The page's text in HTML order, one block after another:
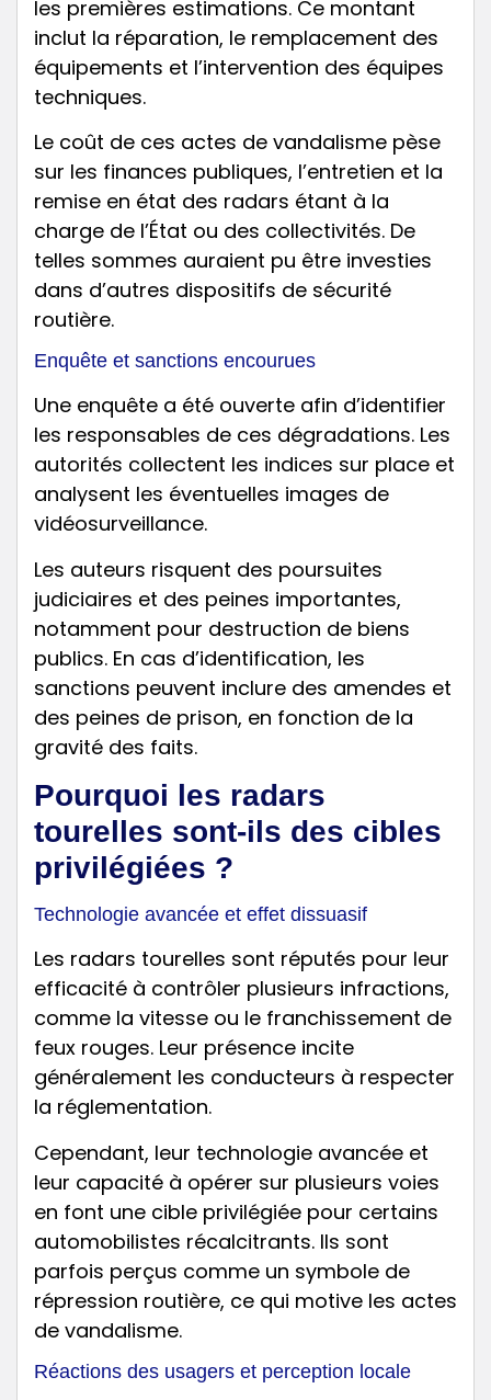
les premières estimations. Ce montant
inclut la réparation, le remplacement des
équipements et l’intervention des équipes
techniques.
Le coût de ces actes de vandalisme pèse
sur les finances publiques, l’entretien et la
remise en état des radars étant à la
charge de l’État ou des collectivités. De
telles sommes auraient pu être investies
dans d’autres dispositifs de sécurité
routière.
Enquête et sanctions encourues
Une enquête a été ouverte afin d’identifier
les responsables de ces dégradations. Les
autorités collectent les indices sur place et
analysent les éventuelles images de
vidéosurveillance.
Les auteurs risquent des poursuites
judiciaires et des peines importantes,
notamment pour destruction de biens
publics. En cas d’identification, les
sanctions peuvent inclure des amendes et
des peines de prison, en fonction de la
gravité des faits.
Pourquoi les radars
tourelles sont-ils des cibles
privilégiées ?
Technologie avancée et effet dissuasif
Les radars tourelles sont réputés pour leur
efficacité à contrôler plusieurs infractions,
comme la vitesse ou le franchissement de
feux rouges. Leur présence incite
généralement les conducteurs à respecter
la réglementation.
Cependant, leur technologie avancée et
leur capacité à opérer sur plusieurs voies
en font une cible privilégiée pour certains
automobilistes récalcitrants. Ils sont
parfois perçus comme un symbole de
répression routière, ce qui motive les actes
de vandalisme.
Réactions des usagers et perception locale